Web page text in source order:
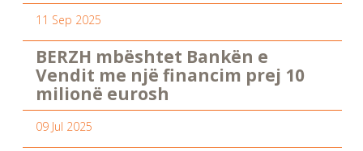
11 Sep 2025
BERZH mbështet Bankën e
Vendit me një financim prej 10
milionë eurosh
09 Jul 2025